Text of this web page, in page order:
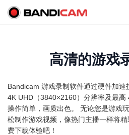
高清的游戏
Bandicam 游戏录制软件通过硬件加
4K UHD（3840×2160）分辨率及最高
操作简单，画质出色。 无论您是游戏
松制作游戏视频，像热门主播一样将
费下载体验吧！